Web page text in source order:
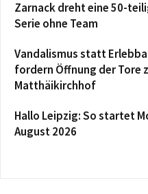
Zarnack dreht eine 50-
Serie ohne Team
Vandalismus statt
fordern Öffnung der Tore
Matthäikirchhof
Hallo Leipzig: So startet
August 2026